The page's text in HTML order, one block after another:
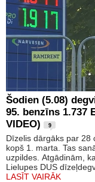
Šodien (5.08)
95. benzīns 1.737
VIDEO)
9
Dīzelis dārgāks par 28
kopš 1. marta. Tas
uzpildes. Atgādinām,
Lielupes DUS
LASĪT VAIRĀK